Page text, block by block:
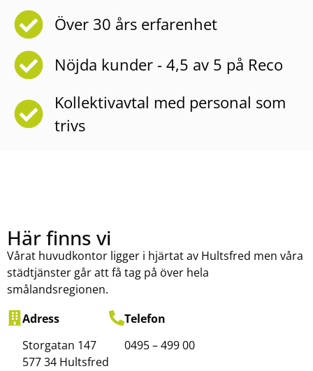
Över 30 års erfarenhet
Nöjda kunder - 4,5 av 5 på Reco
Kollektivavtal med personal som
trivs
Här finns vi
Vårat huvudkontor ligger i hjärtat av Hultsfred men våra
städtjänster går att få tag på över hela
smålandsregionen.
Adress
Storgatan 147
577 34 Hultsfred
Telefon
0495 – 499 00